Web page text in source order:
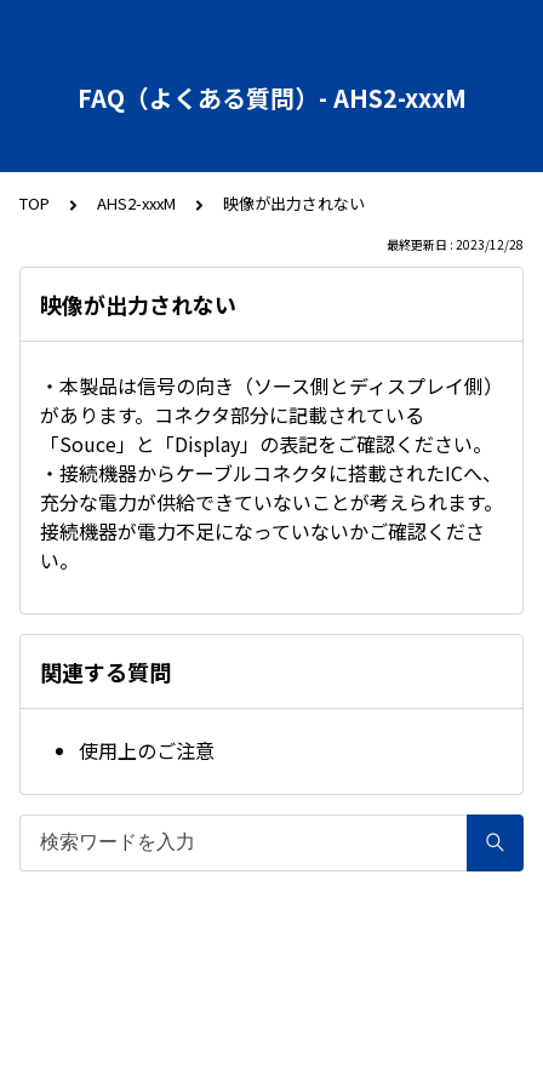
FAQ（よくある質問）- AHS2-xxxM
TOP AHS2-xxxM 映像が出力されない
最終更新日 : 2023/12/28
映像が出力されない
・本製品は信号の向き（ソース側とディスプレイ側）
があります。コネクタ部分に記載されている
「Souce」と「Display」の表記をご確認ください。
・接続機器からケーブルコネクタに搭載されたICへ、
充分な電力が供給できていないことが考えられます。
接続機器が電力不足になっていないかご確認くださ
い。
関連する質問
使用上のご注意